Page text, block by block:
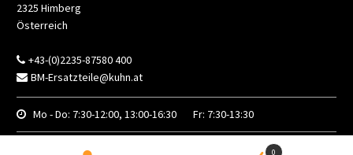
2325 Himberg
Österreich
+43-(0)2235-87580 400
BM-Ersatzteile@kuhn.at
Mo - Do: 7:30-12:00, 13:00-16:30 Fr: 7:30-13:30
0